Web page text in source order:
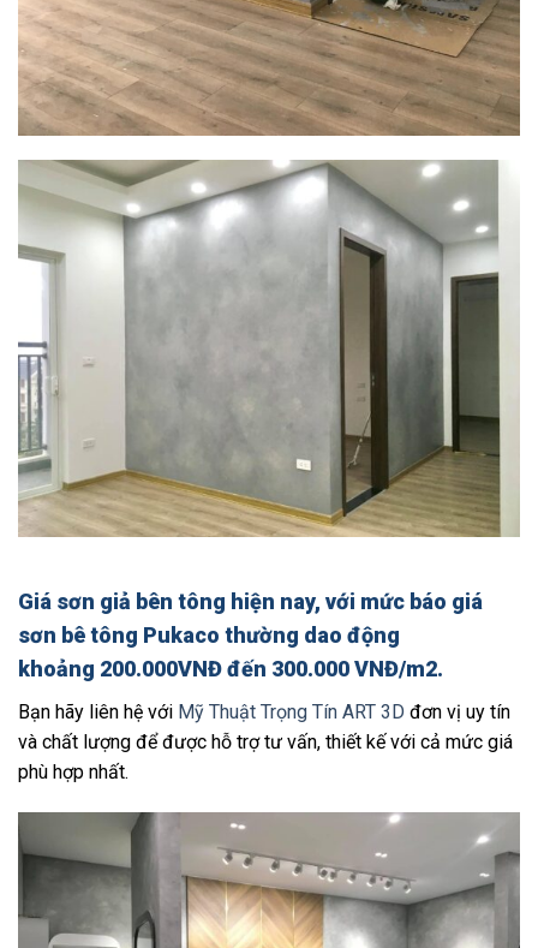
Giá sơn giả bên tông hiện nay, với mức báo giá
sơn bê tông Pukaco thường dao động
khoảng 200.000VNĐ đến 300.000 VNĐ/m2.
Bạn hãy liên hệ với Mỹ Thuật Trọng Tín ART 3D đơn vị uy tín
và chất lượng để được hỗ trợ tư vấn, thiết kế với cả mức giá
phù hợp nhất.